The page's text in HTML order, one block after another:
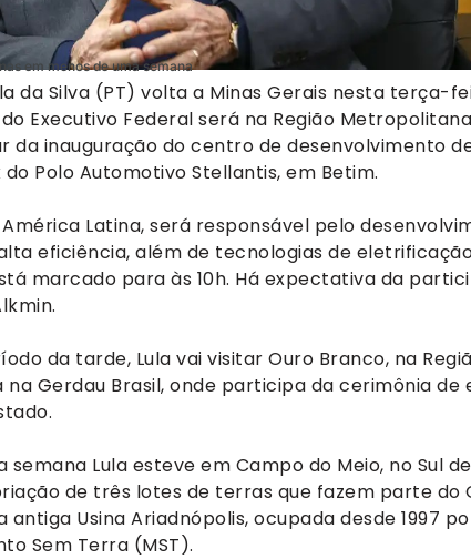
em menos de uma semana
da Silva (PT) volta a Minas Gerais nesta terça-
Executivo Federal será na Região
da inauguração do centro de desenvolvimento
Polo Automotivo Stellantis, em Betim.
Latina, será responsável pelo
eficiência, além de tecnologias de
marcado para às 10h. Há expectativa da
da tarde, Lula vai visitar Ouro Branco, na
na Gerdau Brasil, onde participa da cerimônia de
Lula esteve em Campo do Meio, no Sul
de três lotes de terras que fazem parte do
Usina Ariadnópolis, ocupada desde 1997
Sem Terra (MST).